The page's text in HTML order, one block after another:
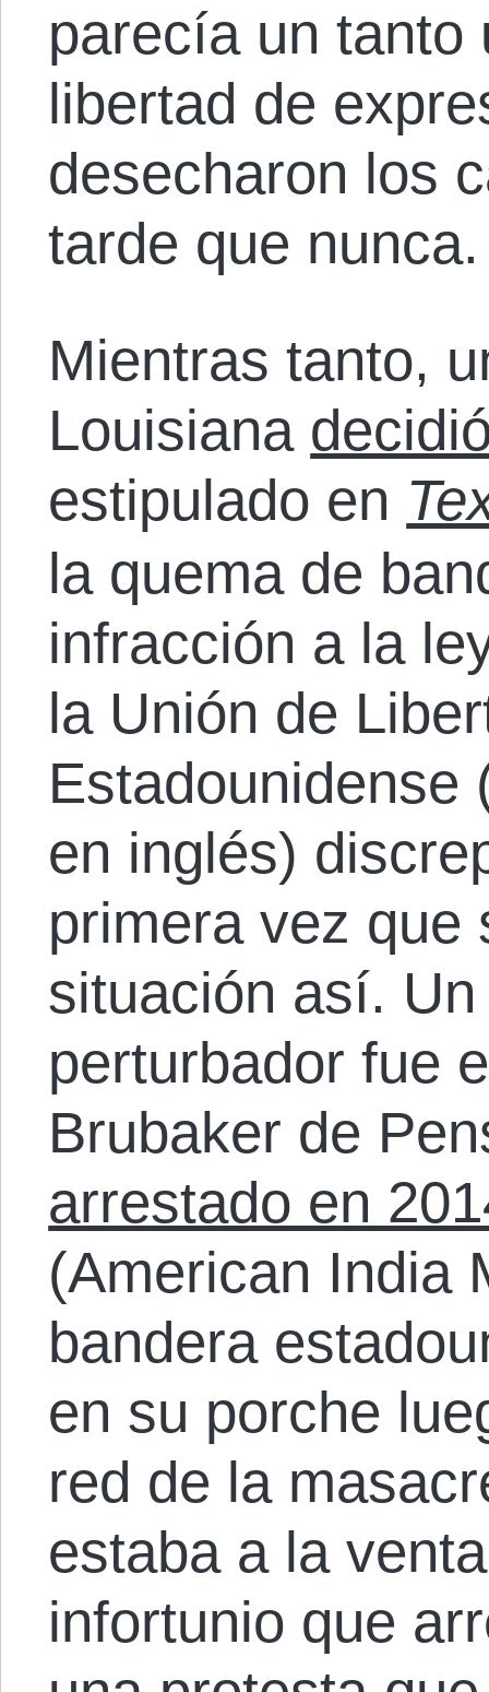
parecía un tanto
libertad de
desecharon los
tarde que nunca.
Mientras tanto,
Louisiana
estipulado en
la quema de
infracción a la
la Unión de
Estadounidense
en inglés)
primera vez que
situación así.
perturbador fue
Brubaker de
arrestado en
(American India
bandera
en su porche
red de la
estaba a la
infortunio que